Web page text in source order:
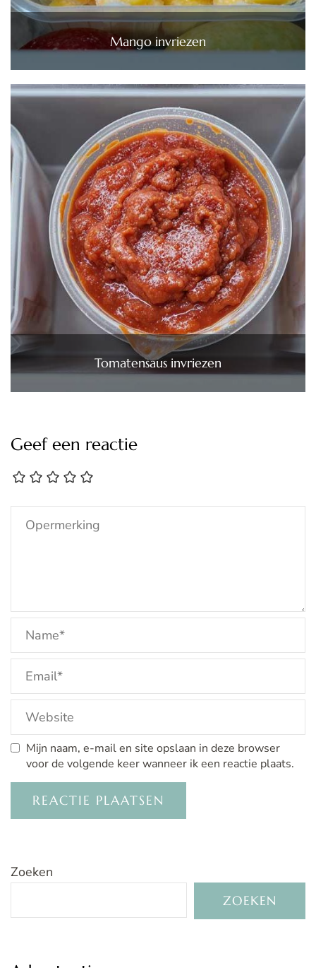
Mango invriezen
Tomatensaus invriezen
Geef een reactie
Mijn naam, e-mail en site opslaan in deze browser
voor de volgende keer wanneer ik een reactie plaats.
Zoeken
ZOEKEN